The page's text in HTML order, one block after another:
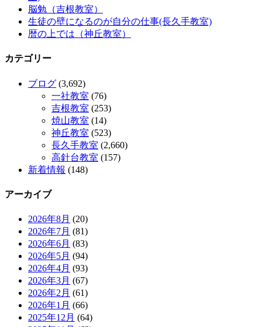
脳勉（吉根教室）
生徒の壁になるのが自分の仕事(長久手教室)
暦の上では（神丘教室）
カテゴリー
ブログ (3,692)
一社教室 (76)
吉根教室 (253)
焼山教室 (14)
神丘教室 (523)
長久手教室 (2,660)
高針台教室 (157)
新着情報 (148)
アーカイブ
2026年8月 (20)
2026年7月 (81)
2026年6月 (83)
2026年5月 (94)
2026年4月 (93)
2026年3月 (67)
2026年2月 (61)
2026年1月 (66)
2025年12月 (64)